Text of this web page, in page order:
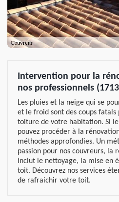
Intervention pour la
nos professionnels
Les pluies et la neige qui se
et le froid sont des coups fatals
toiture de votre habitation. Si
pouvez procéder à la
méthodes approfondies. Un
passion pour nos couvreurs, la
inclut le nettoyage, la mise en
toit. Découvrez nos services
de rafraichir votre toit.